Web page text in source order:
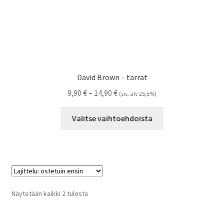
David Brown – tarrat
9,90 €– 14,90 €Hintaluokka:
-
(sis. alv 25,5%)
Valitse vaihtoehdoista
Näytetään kaikki 2 tulostaSuosituimmat